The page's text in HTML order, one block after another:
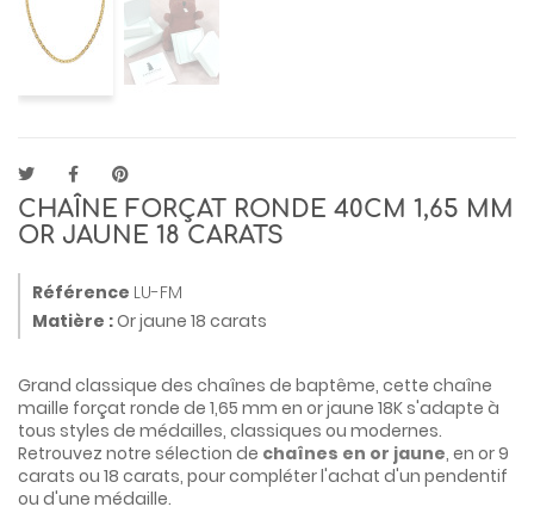
CHAÎNE FORÇAT RONDE 40CM 1,65 MM
OR JAUNE 18 CARATS
Référence LU-FM
Matière :Or jaune 18 carats
Grand classique des chaînes de baptême, cette chaîne
maille forçat ronde de 1,65 mm en or jaune 18K s'adapte à
tous styles de médailles, classiques ou modernes.
Retrouvez notre sélection de chaînes en or jaune, en or 9
carats ou 18 carats, pour compléter l'achat d'un pendentif
ou d'une médaille.